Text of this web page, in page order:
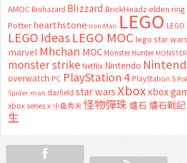
AMOC Biohazard Blizzard BrickHeadz elden ring
Potter hearthstone Iron Man LEGO LEGO
LEGO Ideas LEGO MOC lego star wars
marvel Mhchan MOC Monster Hunter
monster strike Netflix Nintendo
overwatch PC PlayStation 4 PlayStation 5
Spider-man starfield star wars Xboxxbox
xbox series x 小島秀夫怪物彈珠 爐石 爐石戰記
生